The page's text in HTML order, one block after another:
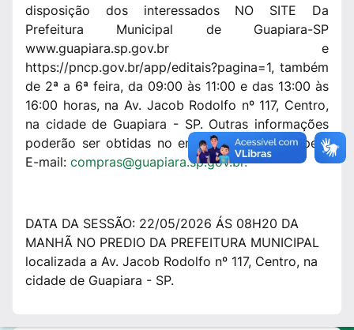
disposição dos interessados NO SITE Da
Prefeitura Municipal de Guapiara-SP
www.guapiara.sp.gov.br e
https://pncp.gov.br/app/editais?pagina=1, também
de 2ª a 6ª feira, da 09:00 às 11:00 e das 13:00 às
16:00 horas, na Av. Jacob Rodolfo nº 117, Centro,
na cidade de Guapiara - SP. Outras informações
poderão ser obtidas no endereço acima ou pelo
E-mail: compras@guapiara.sp.gov.br.
DATA DA SESSÃO: 22/05/2026 ÁS 08H20 DA
MANHÃ NO PREDIO DA PREFEITURA MUNICIPAL
localizada a Av. Jacob Rodolfo nº 117, Centro, na
cidade de Guapiara - SP.